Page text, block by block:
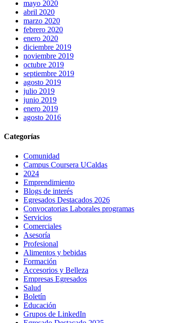
mayo 2020
abril 2020
marzo 2020
febrero 2020
enero 2020
diciembre 2019
noviembre 2019
octubre 2019
septiembre 2019
agosto 2019
julio 2019
junio 2019
enero 2019
agosto 2016
Categorías
Comunidad
Campus Coursera UCaldas
2024
Emprendimiento
Blogs de interés
Egresados Destacados 2026
Convocatorias Laborales programas
Servicios
Comerciales
Asesoría
Profesional
Alimentos y bebidas
Formación
Accesorios y Belleza
Empresas Egresados
Salud
Boletín
Educación
Grupos de LinkedIn